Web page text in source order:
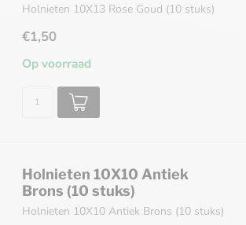
Holnieten 10X13 Rose Goud (10 stuks)
€1,50
Op voorraad
Holnieten 10X10 Antiek
Brons (10 stuks)
Holnieten 10X10 Antiek Brons (10 stuks)